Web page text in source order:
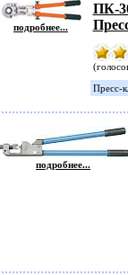
подробнее...
ПК-
подробнее...